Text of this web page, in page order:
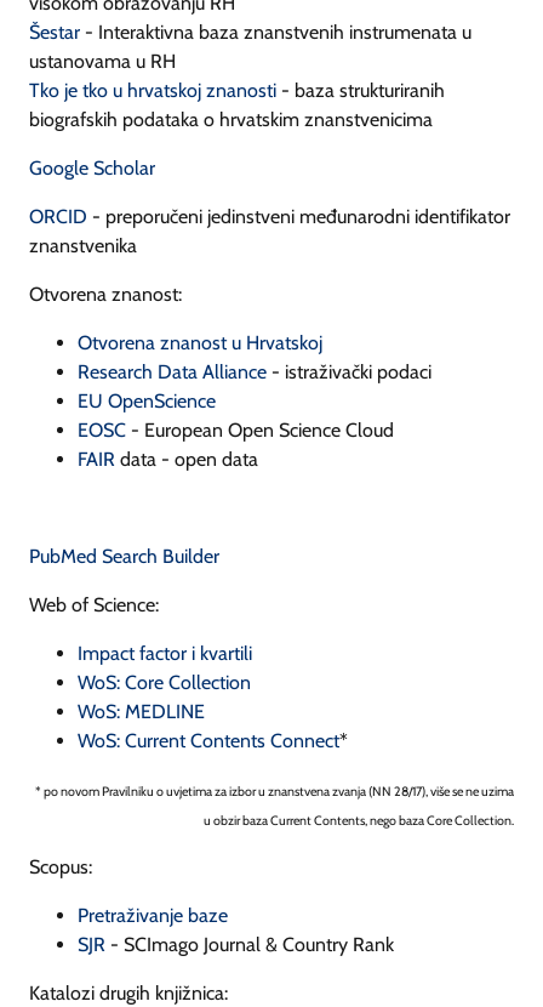
Šestar - Interaktivna baza znanstvenih instrumenata u
ustanovama u RH
Tko je tko u hrvatskoj znanosti - baza strukturiranih
biografskih podataka o hrvatskim znanstvenicima
Google Scholar
ORCID - preporučeni jedinstveni međunarodni identifikator
znanstvenika
Otvorena znanost:
Otvorena znanost u Hrvatskoj
Research Data Alliance - istraživački podaci
EU OpenScience
EOSC - European Open Science Cloud
FAIR data - open data
PubMed Search Builder
Web of Science:
Impact factor i kvartili
WoS: Core Collection
WoS: MEDLINE
WoS: Current Contents Connect*
* po novom Pravilniku o uvjetima za izbor u znanstvena zvanja (NN 28/17), više se ne uzima
u obzir baza Current Contents, nego baza Core Collection.
Scopus:
Pretraživanje baze
SJR - SCImago Journal & Country Rank
Katalozi drugih knjižnica: